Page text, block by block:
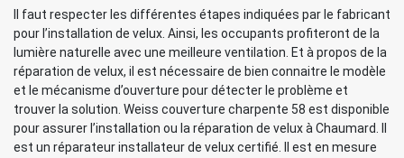
Il faut respecter les différentes étapes indiquées par le fabricant
pour l’installation de velux. Ainsi, les occupants profiteront de la
lumière naturelle avec une meilleure ventilation. Et à propos de la
réparation de velux, il est nécessaire de bien connaitre le modèle
et le mécanisme d’ouverture pour détecter le problème et
trouver la solution. Weiss couverture charpente 58 est disponible
pour assurer l’installation ou la réparation de velux à Chaumard. Il
est un réparateur installateur de velux certifié. Il est en mesure